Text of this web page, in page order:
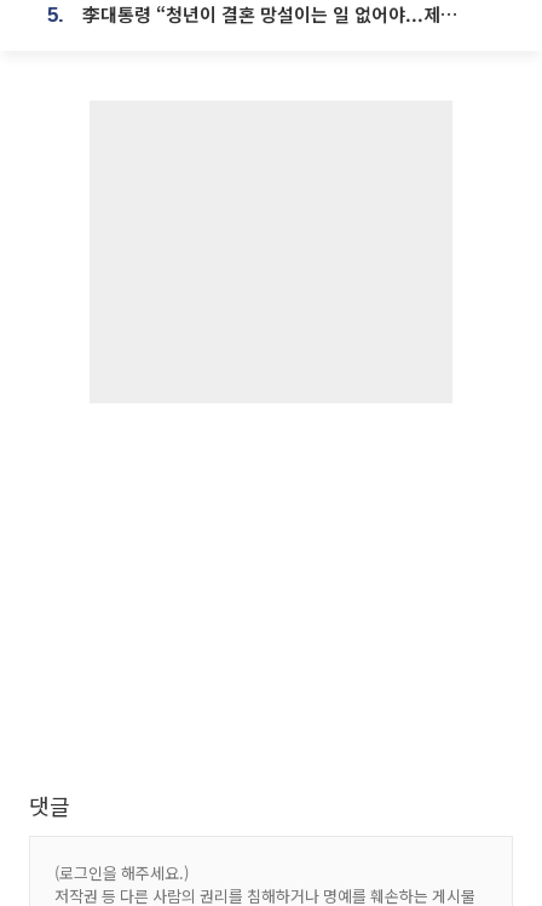
5. 李대통령 “청년이 결혼 망설이는 일 없어야...제도상 불이익 조사”
댓글